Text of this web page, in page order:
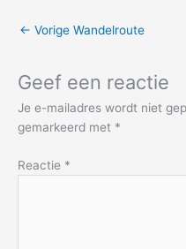
← Vorige Wandelroute
Geef een reactie
Je e-mailadres wordt niet
gemarkeerd met *
Reactie *